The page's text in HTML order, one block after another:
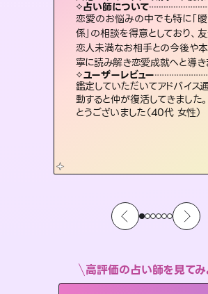
占い師について
恋愛のお悩みの中でも特に「
係」の相談を得意としており、
恋人未満なお相手との今後や
寧に読み解き恋愛成就へと導き
ユーザーレビュー
鑑定していただいてアドバイス
動すると仲が復活してきました
とうございました（40代 女性）
占い師について
3,700年以上の歴史を持つ
占術「易占」で詳細まで占い
かう道筋を示します。厳しい
体的な対策をお伝えします。
ユーザーレビュー
複雑な背景もしっかり聞い
いただけました。気持ちが楽
た（50代 女性）
占い師について
連絡再開、復縁、成就な
多数。セラピストとして2
験があるからこそできる
い未来をサポートします。
ユーザーレビュー
とても心温まる鑑定でした
らは何も言っていないのに
しゃるんだなと驚きです（
占い師について
未来には何パターンもの選択肢があります。不安で視えにくくなっているあなたの素敵な未来を見つけ、そ
ユーザーレビュー
職場の人の性質や人間関
本当によく視えていてび
打てて前向きになれます
占い師について
復縁、恋愛、不倫の
思い、仕事関係や借
いことや心の負担に
紐解き、背中をそっと押
ユーザーレビュー
安心感のあり、言い切っ
さない鑑定のおかげで
持ちを整えられます（
恋愛総合、あの人
占い師について
霊視×オラクルカー
「未来」そして「気
ち」まで丁寧に読み
ントを優しく引き出
ユーザーレビュー
不安な気持ちが嘘み
た…！よく視えていら
感じました（40代 女
高評価の占い師を見てみ